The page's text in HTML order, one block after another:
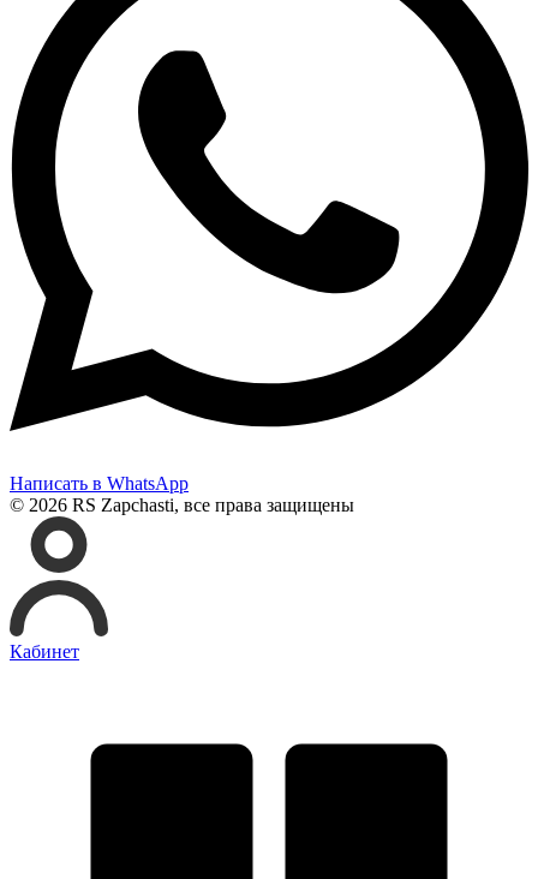
Написать в WhatsApp
© 2026 RS Zapchasti, все права защищены
Кабинет